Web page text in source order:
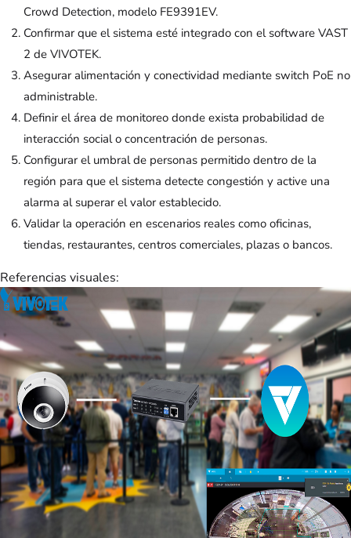
Crowd Detection, modelo FE9391EV.
Confirmar que el sistema esté integrado con el software VAST
2 de VIVOTEK.
Asegurar alimentación y conectividad mediante switch PoE no
administrable.
Definir el área de monitoreo donde exista probabilidad de
interacción social o concentración de personas.
Configurar el umbral de personas permitido dentro de la
región para que el sistema detecte congestión y active una
alarma al superar el valor establecido.
Validar la operación en escenarios reales como oficinas,
tiendas, restaurantes, centros comerciales, plazas o bancos.
Referencias visuales: